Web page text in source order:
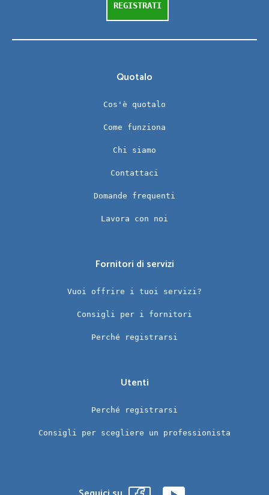
REGISTRATI
Quotalo
Cos'è quotalo
Come funziona
Chi siamo
Contattaci
Domande frequenti
Lavora con noi
Fornitori di servizi
Vuoi offrire i tuoi servizi?
Consigli per i fornitori
Perché registrarsi
Utenti
Perché registrarsi
Consigli per scegliere un professionista